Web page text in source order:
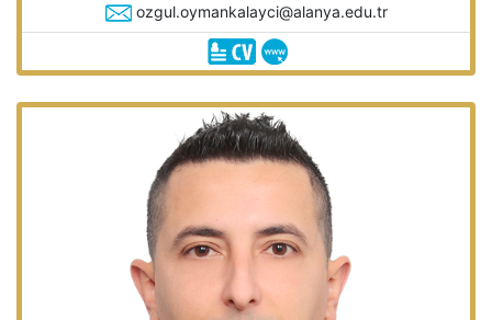
ozgul.oymankalayci@alanya.edu.tr